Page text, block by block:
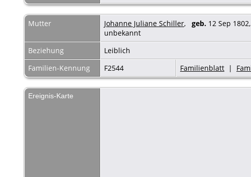
Mutter Johanne Juliane Schiller, geb. 12 Sep
unbekannt
Beziehung
Leiblich
Familien-Kennung
F2544 Familienblatt |
Ereignis-Karte